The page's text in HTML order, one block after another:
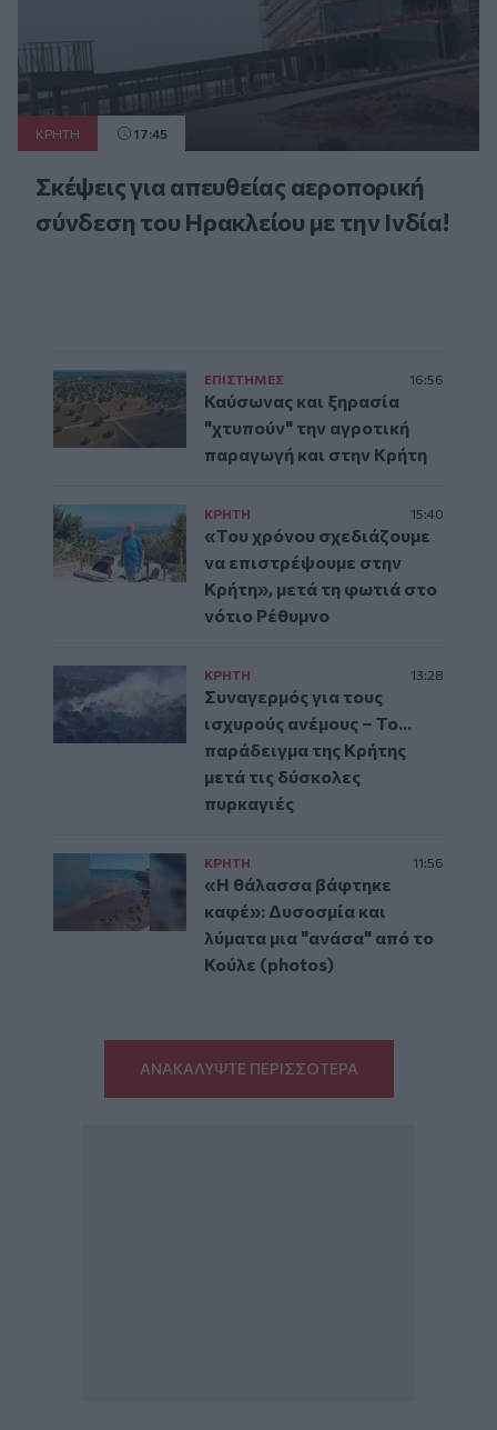
ΚΡΗΤΗ 17:45
Σκέψεις για απευθείας αεροπορική
σύνδεση του Ηρακλείου με την Ινδία!
ΕΠΙΣΤΗΜΕΣ 16:56
Καύσωνας και ξηρασία
"χτυπούν" την αγροτική
παραγωγή και στην Κρήτη
ΚΡΗΤΗ 15:40
«Του χρόνου σχεδιάζουμε
να επιστρέψουμε στην
Κρήτη», μετά τη φωτιά στο
νότιο Ρέθυμνο
ΚΡΗΤΗ 13:28
Συναγερμός για τους
ισχυρούς ανέμους – Το...
παράδειγμα της Κρήτης
μετά τις δύσκολες
πυρκαγιές
ΚΡΗΤΗ 11:56
«Η θάλασσα βάφτηκε
καφέ»: Δυσοσμία και
λύματα μια "ανάσα" από το
Κούλε (photos)
ΑΝΑΚΑΛΥΨΤΕ ΠΕΡΙΣΣΟΤΕΡΑ